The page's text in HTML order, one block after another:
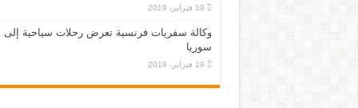
19 فبراير، 2019
وكالة سفريات فرنسية تعرض رحلات سياحية إلى
سوريا
19 فبراير، 2019